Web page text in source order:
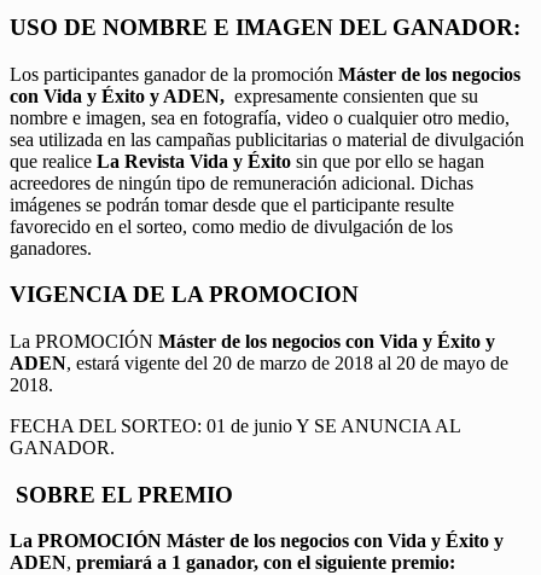
USO DE NOMBRE E IMAGEN DEL GANADOR:
Los participantes ganador de la promoción Máster de los negocios
con Vida y Éxito y ADEN, expresamente consienten que su
nombre e imagen, sea en fotografía, video o cualquier otro medio,
sea utilizada en las campañas publicitarias o material de divulgación
que realice La Revista Vida y Éxito sin que por ello se hagan
acreedores de ningún tipo de remuneración adicional. Dichas
imágenes se podrán tomar desde que el participante resulte
favorecido en el sorteo, como medio de divulgación de los
ganadores.
VIGENCIA DE LA PROMOCION
La PROMOCIÓN Máster de los negocios con Vida y Éxito y
ADEN, estará vigente del 20 de marzo de 2018 al 20 de mayo de
2018.
FECHA DEL SORTEO: 01 de junio Y SE ANUNCIA AL
GANADOR.
SOBRE EL PREMIO
La PROMOCIÓN Máster de los negocios con Vida y Éxito y
ADEN, premiará a 1 ganador, con el siguiente premio: